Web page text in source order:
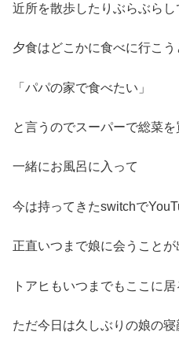
近所を散歩したりぶらぶらし
夕食はどこかに食べに行こ
「パパの家で食べたい」
と言うのでスーパーで総菜
一緒にお風呂に入って
今は持ってきたswitchで
正直いつまで娘に会うこと
トアヒもいつまでもここに
ただ今日は久しぶりの娘の